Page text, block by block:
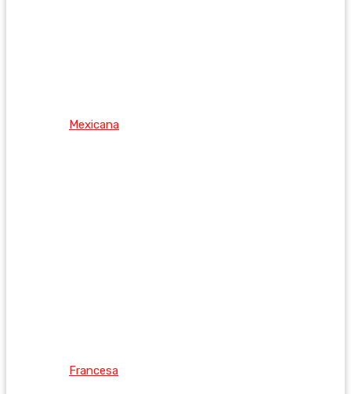
Mexicana
Francesa